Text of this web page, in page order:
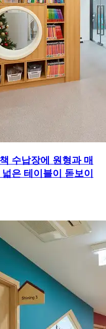
수납장에 원형과 매
은 테이블이 돋보이